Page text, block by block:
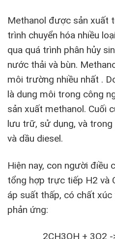
Methanol được sản xuất
trình chuyển hóa nhiều
qua quá trình phân hủy
nước thải và bùn.
môi trường nhiều nhất .
là dung môi trong công
sản xuất methanol. Cuối
lưu trữ, sử dụng, và trong
và dầu diesel.
Hiện nay, con người điều
tổng hợp trực tiếp H2 và
áp suất thấp, có chất
phản ứng:
2CH3OH + 3O2